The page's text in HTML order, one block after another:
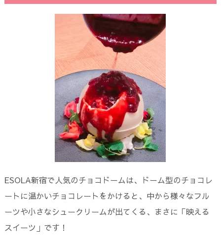
ESOLA新宿で人気のチョコドームは、ドーム型のチョコレ
ートに温かいチョコレートをかけると、中から様々なフル
ーツや小さなシュークリームが出てくる、まさに「映える
スイーツ」です！